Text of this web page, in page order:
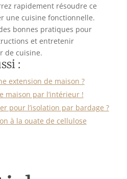
rapidement résoudre ce
une cuisine fonctionnelle.
bonnes pratiques pour
et entretenir
de cuisine.
:
extension de maison ?
maison par l’intérieur !
pour l’isolation par bardage ?
à la ouate de cellulose